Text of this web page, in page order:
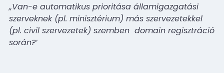
„Van-e automatikus prioritása államigazgatási
szerveknek (pl. minisztérium) más szervezetekkel
(pl. civil szervezetek) szemben domain regisztráció
során?’